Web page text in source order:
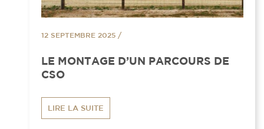
12 SEPTEMBRE 2025 /
LE MONTAGE D’UN PARCOURS DE
CSO
LIRE LA SUITE